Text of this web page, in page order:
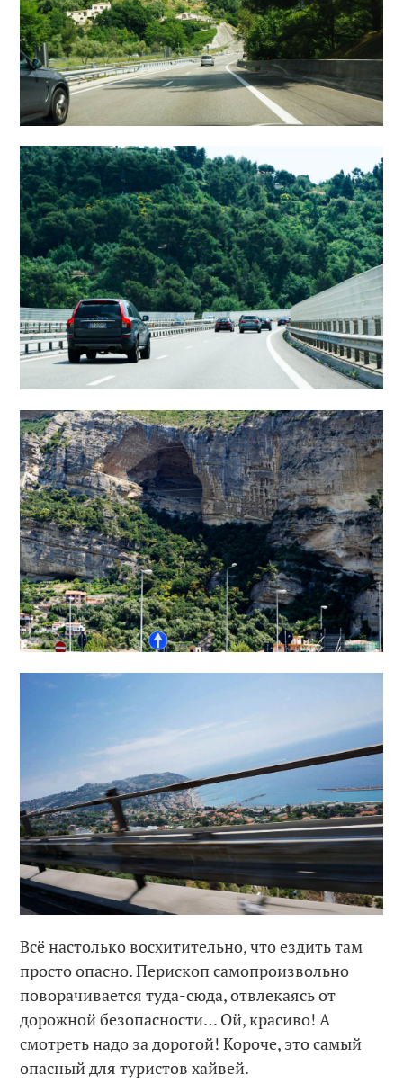
Всё настолько восхитительно, что ездить там
просто опасно. Перископ самопроизвольно
поворачивается туда-сюда, отвлекаясь от
дорожной безопасности… Ой, красиво! А
смотреть надо за дорогой! Короче, это самый
опасный для туристов хайвей.